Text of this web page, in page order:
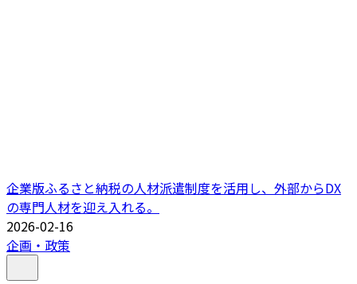
企業版ふるさと納税の人材派遣制度を活用し、外部からDX
の専門人材を迎え入れる。
2026-02-16
企画・政策